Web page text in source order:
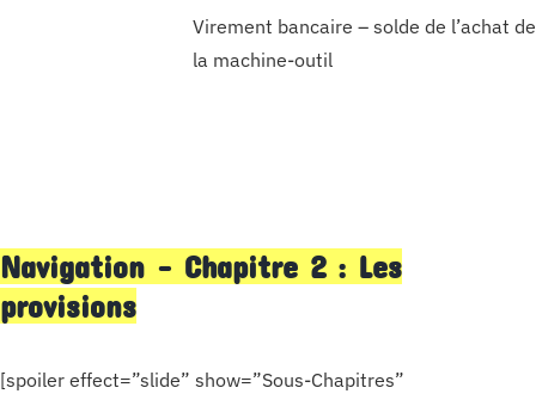
Virement bancaire – solde de l’achat de
la machine-outil
Navigation – Chapitre 2 : Les
provisions
[spoiler effect=”slide” show=”Sous-Chapitres”